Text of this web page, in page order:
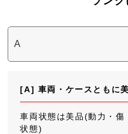
[A] 車両・ケースともに
車両状態は美品(動力・傷
状態)